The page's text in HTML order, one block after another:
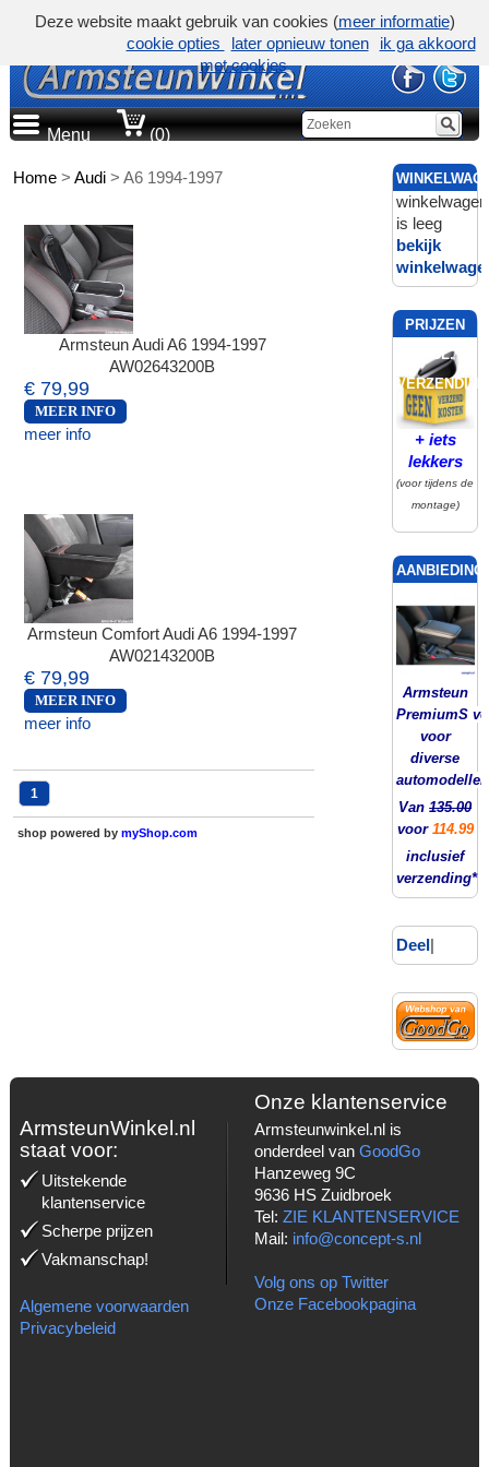
Menu (0)
Home> Audi> A6 1994-1997
Armsteun Audi A6 1994-1997
AW02643200B
€ 79,99
MEER INFO
meer info
Armsteun Comfort Audi A6 1994-1997
AW02143200B
€ 79,99
MEER INFO
meer info
1
shop powered bymyShop.com
winkelwagen
is leeg
bekijk
PRIJZEN
INCL.
VERZENDING
+ iets
lekkers
(voor tijdens de
montage)
Armsteun
PremiumS
voor
diverse
automodellen
Van135.00
voor 114.99
inclusief
verzending*
Deel|
ArmsteunWinkel.nl
staat voor:
Uitstekende
klantenservice
Scherpe prijzen
Vakmanschap!
Algemene voorwaarden
Privacybeleid
Onze klantenservice
Armsteunwinkel.nl is
onderdeel van GoodGo
Hanzeweg 9C
9636 HS Zuidbroek
Tel: ZIE KLANTENSERVICE
Mail: info@concept-s.nl
Volg ons op Twitter
Onze Facebookpagina
Deze website maakt gebruik van cookies (meer informatie)
cookie opties
later opnieuw tonen
ik ga akkoord
met cookies